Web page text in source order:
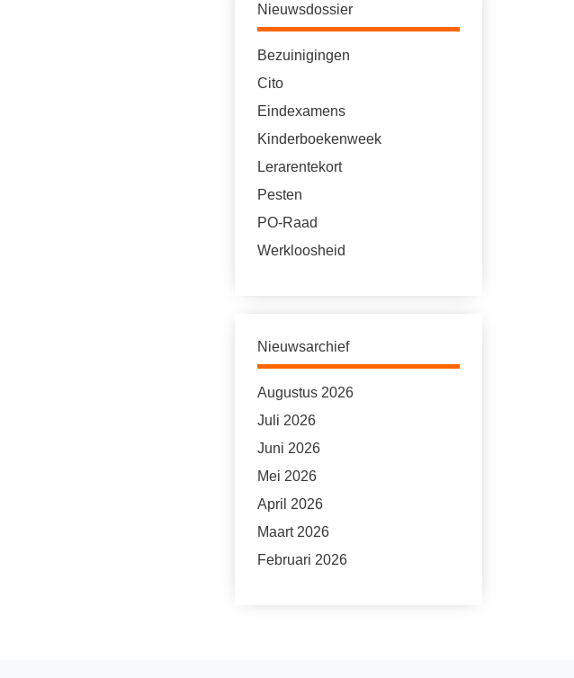
Nieuwsdossier
Bezuinigingen
Cito
Eindexamens
Kinderboekenweek
Lerarentekort
Pesten
PO-Raad
Werkloosheid
Nieuwsarchief
Augustus 2026
Juli 2026
Juni 2026
Mei 2026
April 2026
Maart 2026
Februari 2026